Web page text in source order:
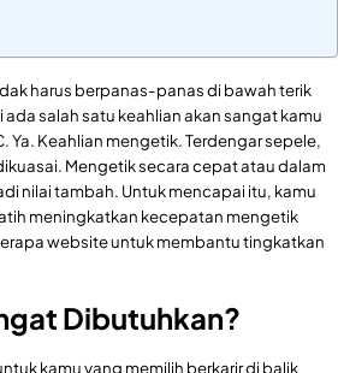
harus berpanas-panas di bawah terik
salah satu keahlian akan sangat kamu
Ya. Keahlian mengetik. Terdengar sepele,
Mengetik secara cepat atau dalam
nilai tambah. Untuk mencapai itu, kamu
meningkatkan kecepatan mengetik
website untuk membantu tingkatkan
Dibutuhkan?
kamu yang memilih berkarir di balik